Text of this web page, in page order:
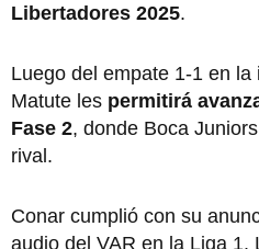
Libertadores 2025.
Luego del empate 1-1 en
Matute les permitirá
Fase 2, donde Boca
rival.
Conar cumplió con su
audio del VAR en la Liga 1.